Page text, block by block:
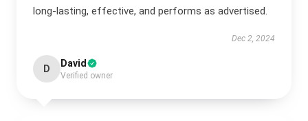
long-lasting, effective, and performs as advertised.
Dec 2, 2024
D David
Verified owner